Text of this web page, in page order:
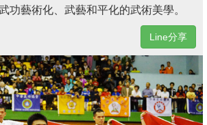
功藝術化、武藝和平化的武術美學。
Line分享